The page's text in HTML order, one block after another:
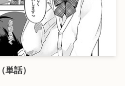
話）